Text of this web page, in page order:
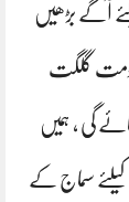
آگے بڑھیں
حکومت گلگت
گی ، ہمیں
سماج کے